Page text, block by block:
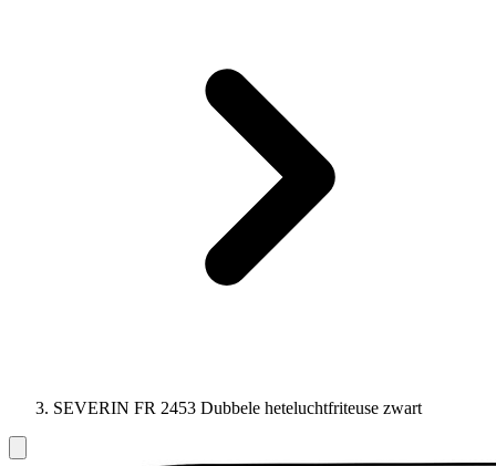
SEVERIN FR 2453 Dubbele heteluchtfriteuse zwart